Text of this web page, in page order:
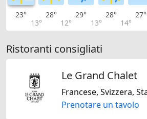
23°
13°
28°
12°
29°
13°
28°
14°
27°
Ristoranti consigliati
Le Grand Chalet
Prenotare un tavolo